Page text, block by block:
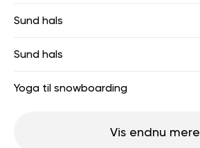
Sund hals
Sund hals
Yoga til snowboarding
Vis endnu mere